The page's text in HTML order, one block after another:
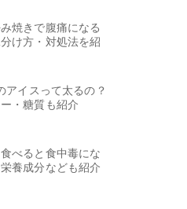
焼きで腹痛になる
け方・対処法を紹
アイスって太るの？
・糖質も紹介
べると食中毒にな
養成分なども紹介